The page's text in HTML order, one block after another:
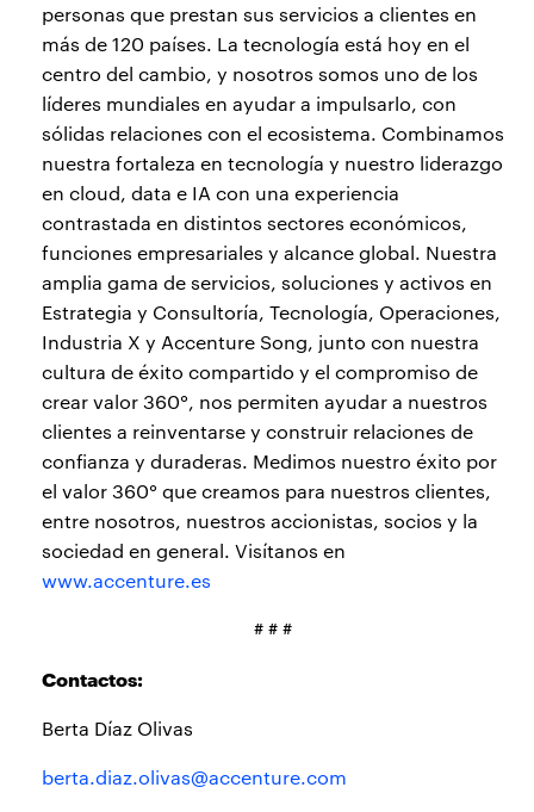
personas que prestan sus servicios a clientes en
más de 120 países. La tecnología está hoy en el
centro del cambio, y nosotros somos uno de los
líderes mundiales en ayudar a impulsarlo, con
sólidas relaciones con el ecosistema. Combinamos
nuestra fortaleza en tecnología y nuestro liderazgo
en cloud, data e IA con una experiencia
contrastada en distintos sectores económicos,
funciones empresariales y alcance global. Nuestra
amplia gama de servicios, soluciones y activos en
Estrategia y Consultoría, Tecnología, Operaciones,
Industria X y Accenture Song, junto con nuestra
cultura de éxito compartido y el compromiso de
crear valor 360°, nos permiten ayudar a nuestros
clientes a reinventarse y construir relaciones de
confianza y duraderas. Medimos nuestro éxito por
el valor 360° que creamos para nuestros clientes,
entre nosotros, nuestros accionistas, socios y la
sociedad en general. Visítanos en
www.accenture.es
# # #
Contactos:
Berta Díaz Olivas
berta.diaz.olivas@accenture.com